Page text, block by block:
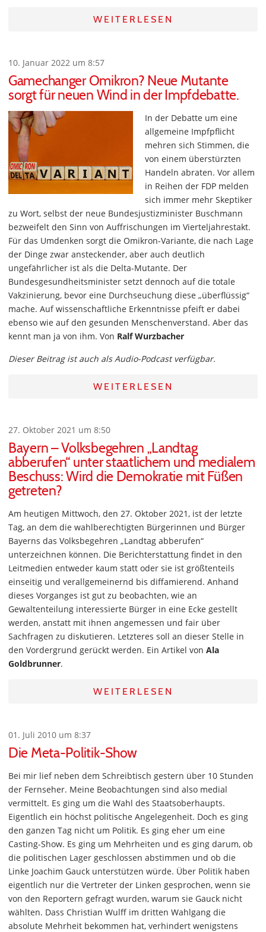
WEITERLESEN
10. Januar 2022 um 8:57
Gamechanger Omikron? Neue Mutante
sorgt für neuen Wind in der Impfdebatte.
In der Debatte um eine
allgemeine Impfpflicht
mehren sich Stimmen, die
von einem überstürzten
Handeln abraten. Vor allem
in Reihen der FDP melden
sich immer mehr Skeptiker
zu Wort, selbst der neue Bundesjustizminister Buschmann
bezweifelt den Sinn von Auffrischungen im Vierteljahrestakt.
Für das Umdenken sorgt die Omikron-Variante, die nach Lage
der Dinge zwar ansteckender, aber auch deutlich
ungefährlicher ist als die Delta-Mutante. Der
Bundesgesundheitsminister setzt dennoch auf die totale
Vakzinierung, bevor eine Durchseuchung diese „überflüssig“
mache. Auf wissenschaftliche Erkenntnisse pfeift er dabei
ebenso wie auf den gesunden Menschenverstand. Aber das
kennt man ja von ihm. Von Ralf Wurzbacher
Dieser Beitrag ist auch als Audio-Podcast verfügbar.
WEITERLESEN
27. Oktober 2021 um 8:50
Bayern – Volksbegehren „Landtag
abberufen“ unter staatlichem und medialem
Beschuss: Wird die Demokratie mit Füßen
getreten?
Am heutigen Mittwoch, den 27. Oktober 2021, ist der letzte
Tag, an dem die wahlberechtigten Bürgerinnen und Bürger
Bayerns das Volksbegehren „Landtag abberufen“
unterzeichnen können. Die Berichterstattung findet in den
Leitmedien entweder kaum statt oder sie ist größtenteils
einseitig und verallgemeinernd bis diffamierend. Anhand
dieses Vorganges ist gut zu beobachten, wie an
Gewaltenteilung interessierte Bürger in eine Ecke gestellt
werden, anstatt mit ihnen angemessen und fair über
Sachfragen zu diskutieren. Letzteres soll an dieser Stelle in
den Vordergrund gerückt werden. Ein Artikel von Ala
Goldbrunner.
WEITERLESEN
01. Juli 2010 um 8:37
Die Meta-Politik-Show
Bei mir lief neben dem Schreibtisch gestern über 10 Stunden
der Fernseher. Meine Beobachtungen sind also medial
vermittelt. Es ging um die Wahl des Staatsoberhaupts.
Eigentlich ein höchst politische Angelegenheit. Doch es ging
den ganzen Tag nicht um Politik. Es ging eher um eine
Casting-Show. Es ging um Mehrheiten und es ging darum, ob
die politischen Lager geschlossen abstimmen und ob die
Linke Joachim Gauck unterstützen würde. Über Politik haben
eigentlich nur die Vertreter der Linken gesprochen, wenn sie
von den Reportern gefragt wurden, warum sie Gauck nicht
wählten. Dass Christian Wulff im dritten Wahlgang die
absolute Mehrheit bekommen hat, verhindert wenigstens